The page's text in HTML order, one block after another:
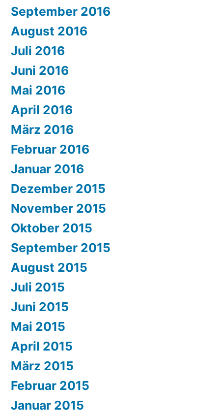
September 2016
August 2016
Juli 2016
Juni 2016
Mai 2016
April 2016
März 2016
Februar 2016
Januar 2016
Dezember 2015
November 2015
Oktober 2015
September 2015
August 2015
Juli 2015
Juni 2015
Mai 2015
April 2015
März 2015
Februar 2015
Januar 2015